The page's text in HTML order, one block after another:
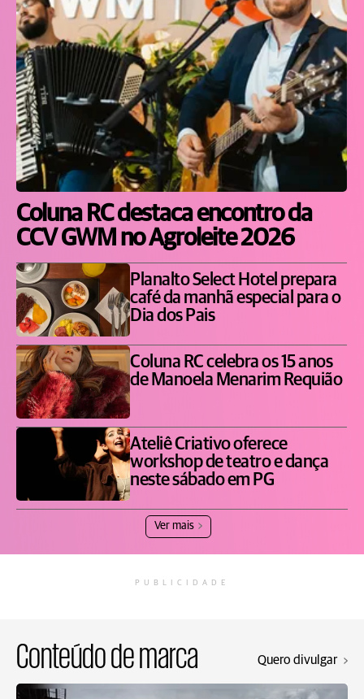
Coluna RC destaca encontro da
CCV GWM no Agroleite 2026
Planalto Select Hotel prepara
café da manhã especial para o
Dia dos Pais
Coluna RC celebra os 15 anos
de Manoela Menarim Requião
Ateliê Criativo oferece
workshop de teatro e dança
neste sábado em PG
Ver mais
PUBLICIDADE
Conteúdo de marca Quero divulgar